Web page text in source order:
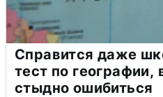
Справится даже
тест по географии,
стыдно ошибиться